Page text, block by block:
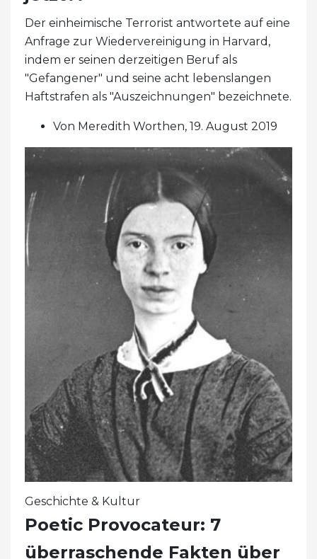
Der einheimische Terrorist antwortete auf eine
Anfrage zur Wiedervereinigung in Harvard,
indem er seinen derzeitigen Beruf als
"Gefangener" und seine acht lebenslangen
Haftstrafen als "Auszeichnungen" bezeichnete.
Von Meredith Worthen, 19. August 2019
Geschichte & Kultur
Poetic Provocateur: 7
überraschende Fakten über